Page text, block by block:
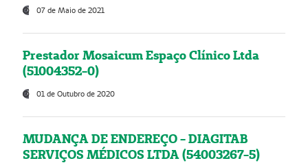
07 de Maio de 2021
Prestador Mosaicum Espaço Clínico Ltda
(51004352-0)
01 de Outubro de 2020
MUDANÇA DE ENDEREÇO - DIAGITAB
SERVIÇOS MÉDICOS LTDA (54003267-5)